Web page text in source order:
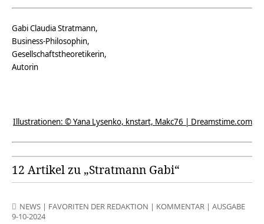
Gabi Claudia Stratmann,
Business-Philosophin,
Gesellschaftstheoretikerin,
Autorin
Illustrationen: © Yana Lysenko, knstart, Makc76 | Dreamstime.com
12 Artikel zu „Stratmann Gabi“
NEWS | FAVORITEN DER REDAKTION | KOMMENTAR | AUSGABE
9-10-2024